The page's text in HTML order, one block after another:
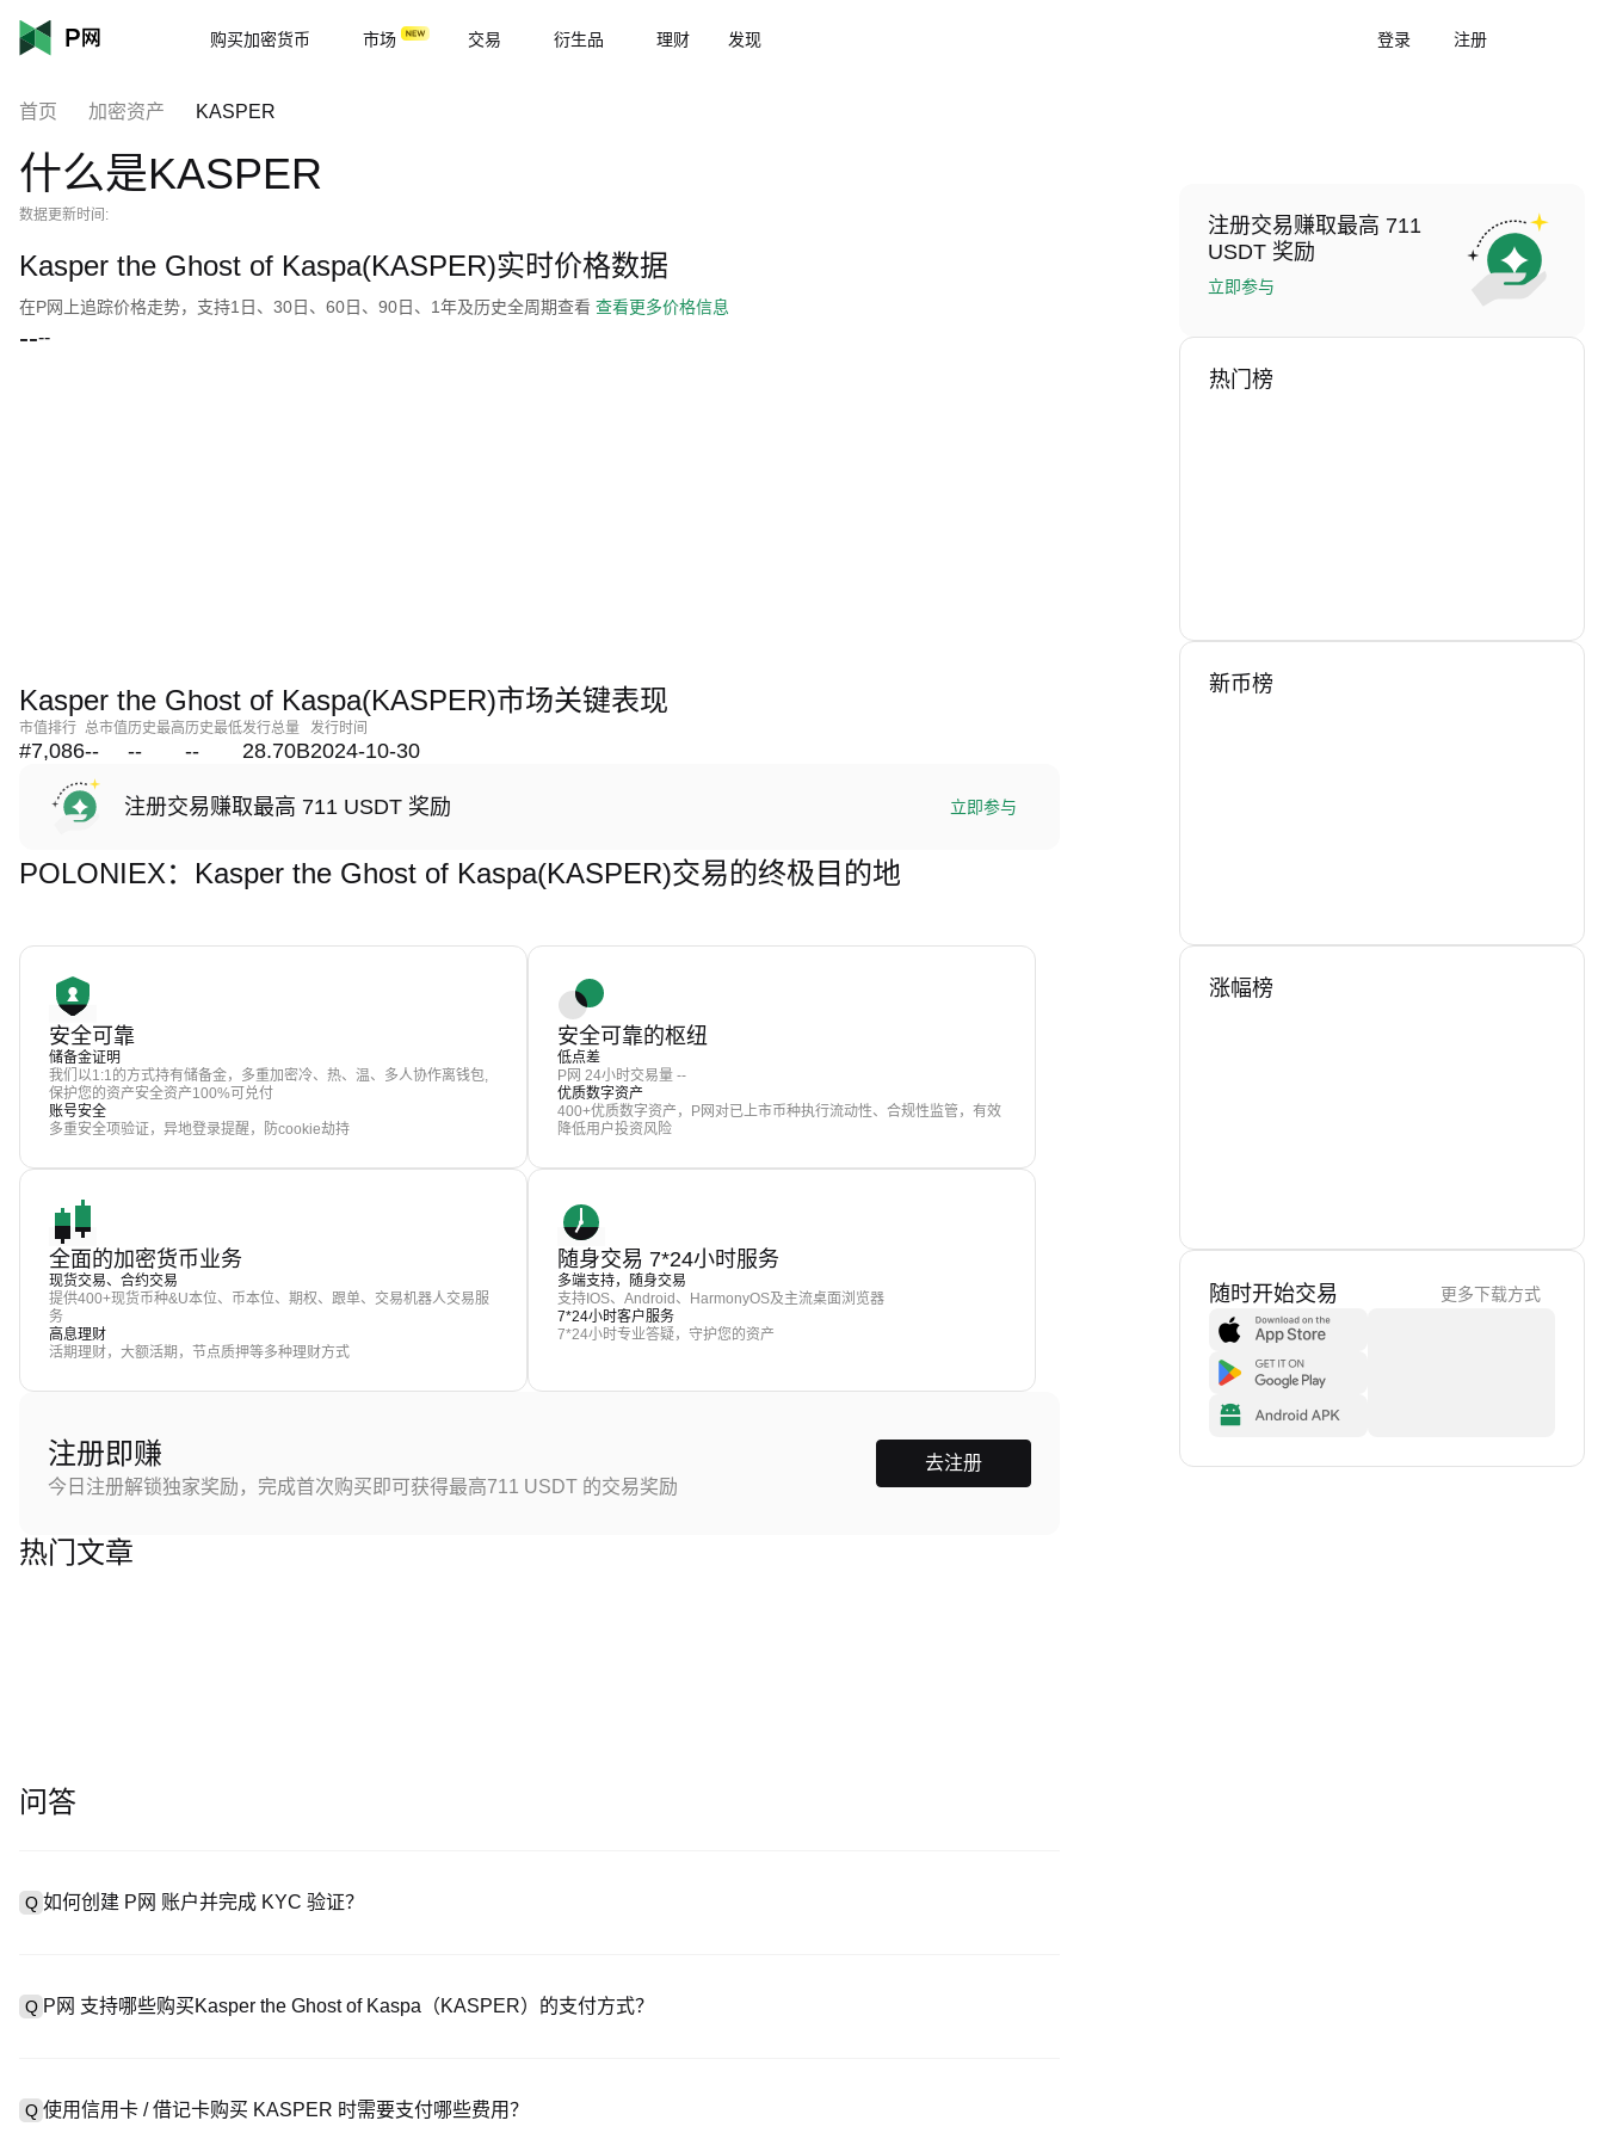
购买加密货币 市场 交易 衍生品 理财 发现 登录 注册
首页 加密资产 KASPER
什么是KASPER
数据更新时间:
Kasper the Ghost of Kaspa(KASPER)实时价格数据
在P网上追踪价格走势，支持1日、30日、60日、90日、1年及历史全周期查看 查看更多价格信息
----
Kasper the Ghost of Kaspa(KASPER)市场关键表现
市值排行
#7,086
总市值
--
历史最高
--
历史最低
--
发行总量
28.70B
发行时间
2024-10-30
注册交易赚取最高 711 USDT 奖励 立即参与
POLONIEX：Kasper the Ghost of Kaspa(KASPER)交易的终极目的地
安全可靠
储备金证明
我们以1:1的方式持有储备金，多重加密冷、热、温、多人协作离钱包,
保护您的资产安全资产100%可兑付
账号安全
多重安全项验证，异地登录提醒，防cookie劫持
安全可靠的枢纽
低点差
P网 24小时交易量 --
优质数字资产
400+优质数字资产，P网对已上市币种执行流动性、合规性监管，有效
降低用户投资风险
全面的加密货币业务
现货交易、合约交易
提供400+现货币种&U本位、币本位、期权、跟单、交易机器人交易服
务
高息理财
活期理财，大额活期，节点质押等多种理财方式
随身交易 7*24小时服务
多端支持，随身交易
支持IOS、Android、HarmonyOS及主流桌面浏览器
7*24小时客户服务
7*24小时专业答疑，守护您的资产
注册即赚
今日注册解锁独家奖励，完成首次购买即可获得最高711 USDT 的交易奖励
去注册
热门文章
问答
Q 如何创建 P网 账户并完成 KYC 验证？
Q P网 支持哪些购买Kasper the Ghost of Kaspa（KASPER）的支付方式？
易，提供定制报价。
Q 使用信用卡 / 借记卡购买 KASPER 时需要支付哪些费用？
注册交易赚取最高 711
USDT 奖励
立即参与
热门榜
新币榜
涨幅榜
随时开始交易 更多下载方式